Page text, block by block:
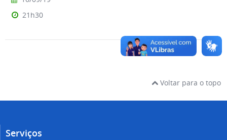
21h30
Voltar para o topo
Serviços